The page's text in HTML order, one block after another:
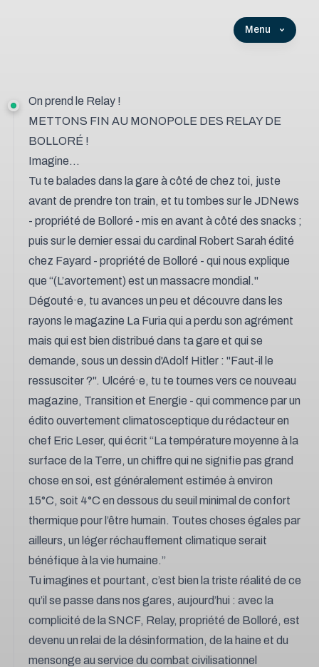
On prend le Relay !
METTONS FIN AU MONOPOLE DES RELAY DE
BOLLORÉ !
Imagine…
Tu te balades dans la gare à côté de chez toi, juste
avant de prendre ton train, et tu tombes sur le JDNews
- propriété de Bolloré - mis en avant à côté des snacks ;
puis sur le dernier essai du cardinal Robert Sarah édité
chez Fayard - propriété de Bolloré - qui nous explique
que “(L’avortement) est un massacre mondial."
Dégouté·e, tu avances un peu et découvre dans les
rayons le magazine La Furiaqui a perdu son agrément
mais qui est bien distribué dans ta gare et qui se
demande, sous un dessin d'Adolf Hitler : "Faut-il le
ressusciter ?". Ulcéré·e, tu te tournes vers ce nouveau
magazine, Transition et Energie - qui commence par un
édito ouvertement climatosceptique du rédacteur en
chef Eric Leser, qui écrit “La température moyenne à la
surface de la Terre, un chiffre qui ne signifie pas grand
chose en soi, est généralement estimée à environ
15°C, soit 4°C en dessous du seuil minimal de confort
thermique pour l’être humain. Toutes choses égales par
ailleurs, un léger réchauffement climatique serait
bénéfique à la vie humaine.”
Tu imagines et pourtant, c’est bien la triste réalité de ce
qu’il se passe dans nos gares, aujourd’hui : avec la
complicité de la SNCF, Relay, propriété de Bolloré, est
devenu un relai de la désinformation, de la haine et du
mensonge au service du combat civilisationnel
Menu